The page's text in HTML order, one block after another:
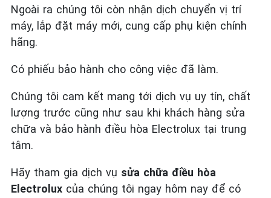
Ngoài ra chúng tôi còn nhận dịch chuyển vị trí
máy, lắp đặt máy mới, cung cấp phụ kiện chính
hãng.
Có phiếu bảo hành cho công việc đã làm.
Chúng tôi cam kết mang tới dịch vụ uy tín, chất
lượng trước cũng như sau khi khách hàng sửa
chữa và bảo hành điều hòa Electrolux tại trung
tâm.
Hãy tham gia dịch vụ sửa chữa điều hòa
Electrolux của chúng tôi ngay hôm nay để có